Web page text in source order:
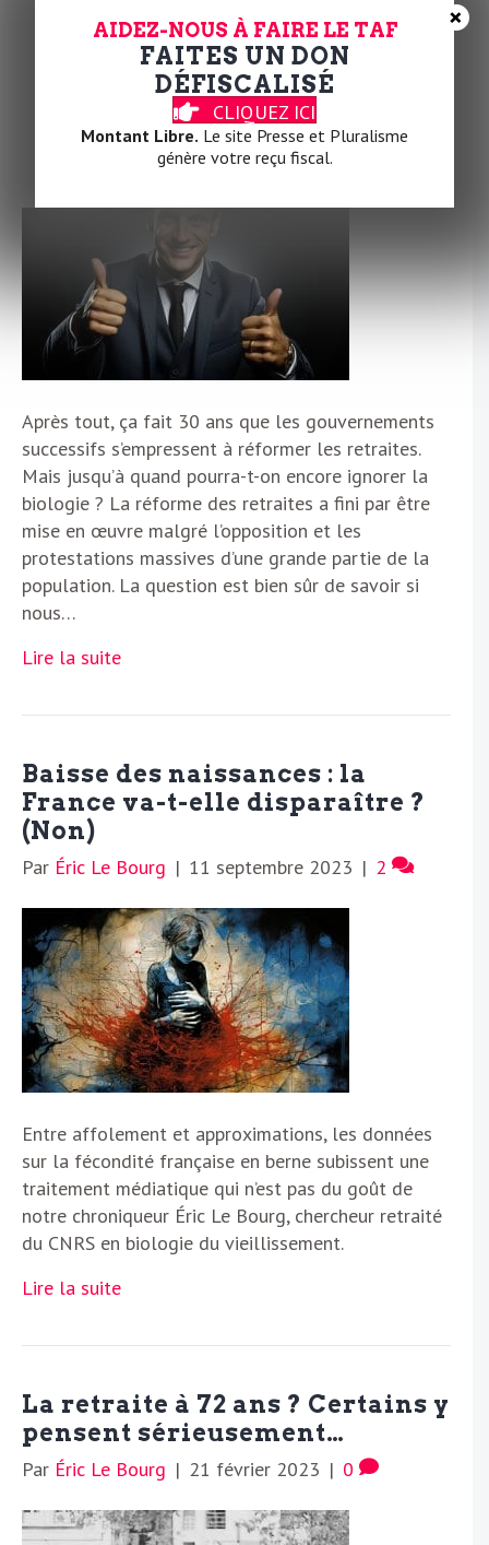
Êtes-vous prêt pour une autre
réforme des retraites d’ici 5
Éric Le Bourg|28 septembre 2023
Après tout, ça fait 30 ans que les gouvernements
successifs s’empressent à réformer les retraites.
Mais jusqu’à quand pourra-t-on encore ignorer la
biologie ? La réforme des retraites a fini par être
mise en œuvre malgré l’opposition et les
protestations massives d’une grande partie de la
population. La question est bien sûr de savoir si
nous…
Lire la suite
Baisse des naissances : la
France va-t-elle disparaître ?
(Non)
Par Éric Le Bourg | 11 septembre 2023 | 2
Entre affolement et approximations, les données
sur la fécondité française en berne subissent une
traitement médiatique qui n’est pas du goût de
notre chroniqueur Éric Le Bourg, chercheur retraité
du CNRS en biologie du vieillissement.
Lire la suite
La retraite à 72 ans ? Certains y
pensent sérieusement…
Par Éric Le Bourg | 21 février 2023 | 0
AIDEZ-NOUS À FAIRE LE TAF
FAITES UN DON
DÉFISCALISÉ
CLIQUEZ ICI
Montant Libre. Le site Presse et Pluralisme
génère votre reçu fiscal.
×